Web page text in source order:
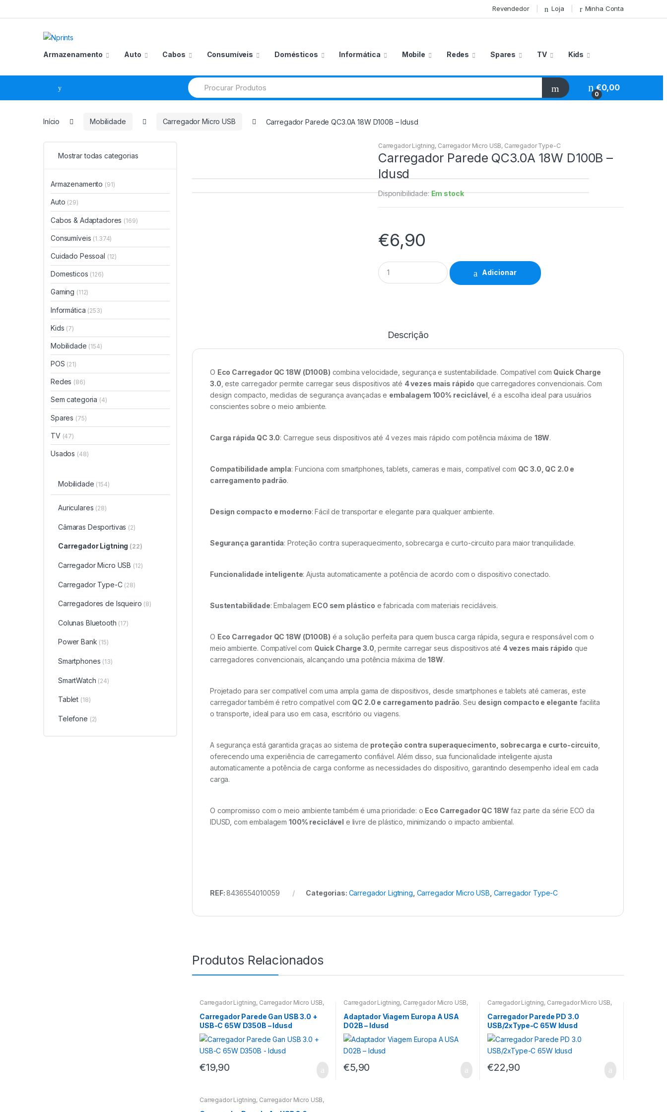
para
para
Revendedor Loja Minha Conta
Armazenamento Auto Cabos Consumíveis Domésticos Informática Mobile Redes Spares TV Kids
Procurar
por:
0
€0,00
Início Mobilidade Carregador Micro USB Carregador Parede QC3.0A 18W D100B – Idusd
Carregador Ligtning, Carregador Micro USB, Carregador Type-C
Carregador Parede QC3.0A 18W D100B –
Idusd
Disponibilidade: Em stock
€6,90
Carregador
Parede
QC3.0A
Adicionar
Descrição
O Eco Carregador QC 18W (D100B) combina velocidade, segurança e sustentabilidade. Compatível com Quick Charge
3.0 , este carregador permite carregar seus dispositivos até 4 vezes mais rápido que carregadores convencionais. Com
design compacto, medidas de segurança avançadas e embalagem 100% reciclável , é a escolha ideal para usuários
conscientes sobre o meio ambiente.
Carga rápida QC 3.0: Carregue seus dispositivos até 4 vezes mais rápido com potência máxima de 18W.
Compatibilidade ampla: Funciona com smartphones, tablets, cameras e mais, compatível com QC 3.0, QC 2.0 e
carregamento padrão.
Design compacto e moderno: Fácil de transportar e elegante para qualquer ambiente.
Segurança garantida: Proteção contra superaquecimento, sobrecarga e curto-circuito para maior tranquilidade.
Funcionalidade inteligente: Ajusta automaticamente a potência de acordo com o dispositivo conectado.
Sustentabilidade: Embalagem ECO sem plástico e fabricada com materiais recicláveis.
O Eco Carregador QC 18W (D100B) é a solução perfeita para quem busca carga rápida, segura e responsável com o
meio ambiente. Compatível com Quick Charge 3.0 , permite carregar seus dispositivos até 4 vezes mais rápido que
carregadores convencionais, alcançando uma potência máxima de18W.
Projetado para ser compatível com uma ampla gama de dispositivos, desde smartphones e tablets até cameras, este
carregador também é retro compatível com QC 2.0 e carregamento padrão. Seu design compacto e elegante facilita
o transporte, ideal para uso em casa, escritório ou viagens.
A segurança está garantida graças ao sistema de proteção contra superaquecimento, sobrecarga e curto-circuito
oferecendo uma experiência de carregamento confiável. Além disso, sua funcionalidade inteligente ajusta
automaticamente a potência de carga conforme as necessidades do dispositivo, garantindo desempenho ideal em cada
carga.
O compromisso com o meio ambiente também é uma prioridade: o Eco Carregador QC 18W faz parte da série ECO da
IDUSD, com embalagem100% reciclável e livre de plástico, minimizando o impacto ambiental.
REF:8436554010059 Categorias: Carregador Ligtning Carregador Micro USB Carregador Type-C
Produtos Relacionados
Carregador Ligtning, Carregador Micro USB,
Carregador Type-C
Carregador Parede Gan USB 3.0 +
USB-C 65W D350B – Idusd
€19,90
Carregador Ligtning, Carregador Micro USB,
Carregador Type-C
UPS/Tomadas
Adaptador Viagem Europa A USA
D02B – Idusd
€5,90
Carregador Ligtning, Carregador Micro USB,
Carregador Type-C
Carregador Parede PD 3.0
USB/2xType-C 65W Idusd
€22,90
Carregador Ligtning, Carregador Micro USB,
Carregador Type-C
Mostrar todas categorias
Armazenamento (91)
Auto (29)
Cabos & Adaptadores (169)
Consumíveis (1.374)
Cuidado Pessoal (12)
Domesticos (126)
Gaming (112)
Informática (253)
Kids (7)
Mobilidade (154)
POS (21)
Redes (86)
Sem categoria (4)
Spares (75)
TV (47)
Usados (48)
Mobilidade (154)
Auriculares (28)
Câmaras Desportivas (2)
Carregador Ligtning (22)
Carregador Micro USB (12)
Carregador Type-C (28)
Carregadores de Isqueiro (8)
Colunas Bluetooth (17)
Power Bank (15)
Smartphones (13)
SmartWatch (24)
Tablet (18)
Telefone (2)